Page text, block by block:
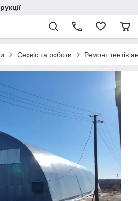
Сервіс та роботи Ремонт тентів